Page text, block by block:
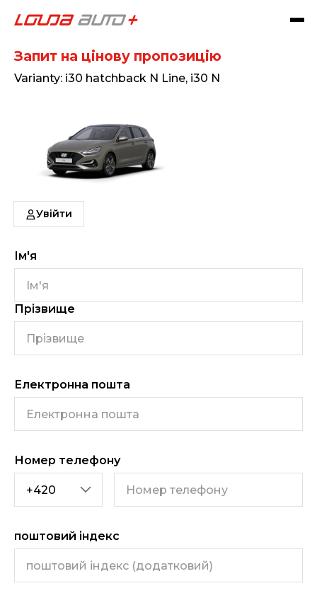
Hyundai i30 hatchback
Запит на цінову пропозицію
Varianty: i30 hatchback N Line, i30 N
Увійти
Ім'я
Прізвище
Електронна пошта
Номер телефону
поштовий індекс